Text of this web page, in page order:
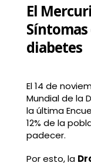
El
Síntomas
diabetes
El 14 de
Mundial de la
la última
12% de la
padecer.
Por esto, la